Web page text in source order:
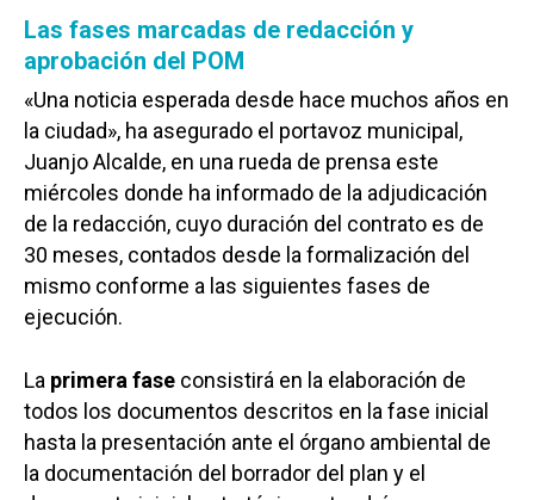
Las fases marcadas de redacción y
aprobación del POM
«Una noticia esperada desde hace muchos años en
la ciudad», ha asegurado el portavoz municipal,
Juanjo Alcalde, en una rueda de prensa este
miércoles donde ha informado de la adjudicación
de la redacción, cuyo duración del contrato es de
30 meses, contados desde la formalización del
mismo conforme a las siguientes fases de
ejecución.
La primera fase consistirá en la elaboración de
todos los documentos descritos en la fase inicial
hasta la presentación ante el órgano ambiental de
la documentación del borrador del plan y el